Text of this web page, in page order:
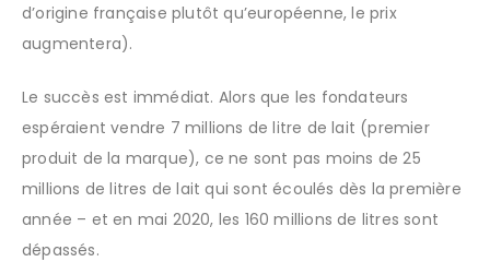
d’origine française plutôt qu’européenne, le prix
augmentera).
Le succès est immédiat. Alors que les fondateurs
espéraient vendre 7 millions de litre de lait (premier
produit de la marque), ce ne sont pas moins de 25
millions de litres de lait qui sont écoulés dès la première
année – et en mai 2020, les 160 millions de litres sont
dépassés.